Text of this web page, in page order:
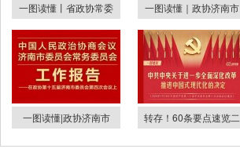
一图读懂丨省政协常委 一图读懂｜政协济南市
一图读懂|政协济南市 转存！60条要点速览二